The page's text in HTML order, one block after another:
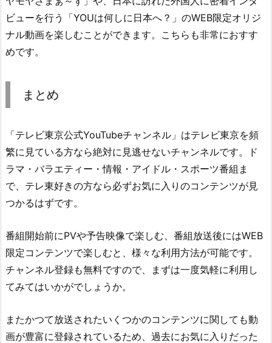
ビューを行う「YOUは何しに日本へ？」のWEB限定オリジ
ナル動画を楽しむことができます。こちらも非常におすす
めです。
まとめ
「テレビ東京公式YouTubeチャンネル」はテレビ東京を頻
繁に見ている方なら絶対に見逃せないチャンネルです。ド
ラマ・バラエティー・情報・アイドル・スポーツ番組ま
で、テレ東好きの方なら必ずお気に入りのコンテンツが見
つかるはずです。
番組開始前にPVや予告映像で楽しむ、番組放送後にはWEB
限定コンテンツで楽しむと、様々な利用方法が可能です。
チャンネル登録も無料ですので、まずは一度気軽に利用し
てみてはいかがでしょうか。
またかつて放送されたいくつかのコンテンツに関しても動
画が豊富に登録されているため、過去にお気に入りだった